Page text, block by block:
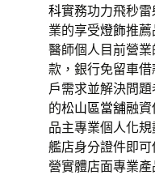
科實務功力飛秒
業的享受燈飾推薦
醫師個人目前營業
款，銀行免留車
戶需求並解決問
的松山區當舖融資
品主專業個人化規
艦店身分證件即
營實體店面專業